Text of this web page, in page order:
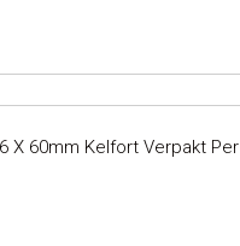
X 60mm Kelfort Verpakt